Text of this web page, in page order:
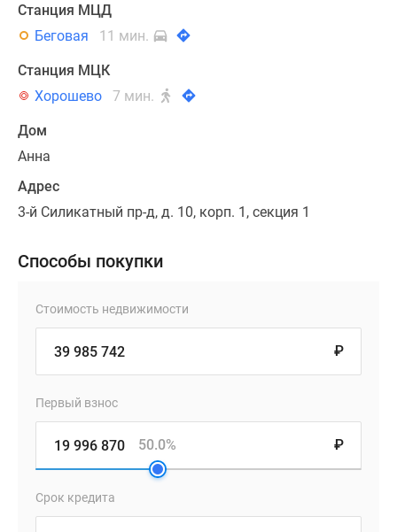
Станция МЦД
Беговая
11 мин.
Станция МЦК
Хорошево
7 мин.
Дом
Анна
Адрес
3-й Силикатный пр-д, д. 10, корп. 1, секция 1
Способы покупки
Стоимость недвижимости
₽
Первый взнос
₽
50.0%
Срок кредита